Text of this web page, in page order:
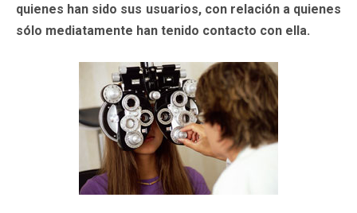
quienes han sido sus usuarios, con relación a quienes
sólo mediatamente han tenido contacto con ella.